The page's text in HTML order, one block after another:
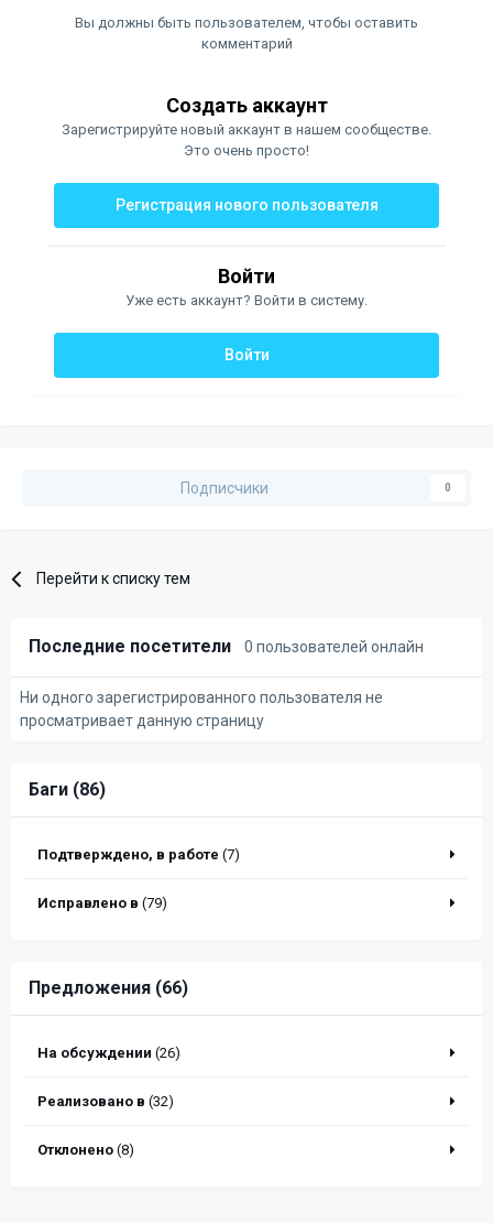
Вы должны быть пользователем, чтобы оставить
комментарий
Создать аккаунт
Зарегистрируйте новый аккаунт в нашем сообществе.
Это очень просто!
Регистрация нового пользователя
Войти
Уже есть аккаунт? Войти в систему.
Войти
Подписчики 0
Перейти к списку тем
Последние посетители 0 пользователей онлайн
Ни одного зарегистрированного пользователя не
просматривает данную страницу
Баги (86)
Подтверждено, в работе (7)
Исправлено в (79)
Предложения (66)
На обсуждении (26)
Реализовано в (32)
Отклонено (8)